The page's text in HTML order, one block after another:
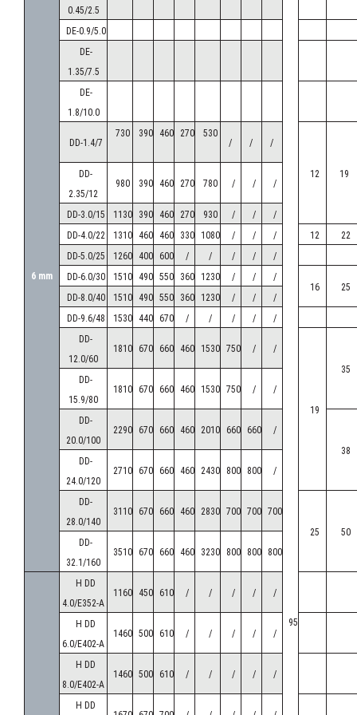
ҮЛГІСІ
KARYER /
KARYER
MODEL
БАТАРЕЯ ДЕРЕКТЕРІ /ДАННЫЕ БАТАРЕИ /
COIL
КӨЛЕМДІК ӨЛШЕМДЕРІ /
ГАБАРИТНЫЕ РАЗМЕРЫ /
DIMENSIONS
С
А
Л
М
А
Қ
/
A B C E E1
mm
HEA-
150AC10-
C03
1157 590 685 885 - 395
HEA-
150AE10-
C03
1157 640 685 885 - - 445
HEA-
150AG10-
C03
HEA-
250AC10-
C03
2007 590 685 1735 868 - 395
HEA-
250AE10-
C03
HEA-
250AG10-
C03
2007 740 685 1735 868 545
HEA-
350AE10-
C03
EA-
6 mm
0.45/2.5
95
DE-0.9/5.0
DE-
1.35/7.5
DE-
1.8/10.0
DD-1.4/7
730 390 460 270
530
/
/ /
12 19
DD-
2.35/12
980 390 460 270 780 / / /
DD-3.0/15 1130 390 460 270 930 / /
/
DD-4.0/22
1310 460 460 330 1080 / / / 12
22
DD-5.0/25
1260 400 600 / / / /
/
DD-6.0/30
1510 490 550 360 1230 / /
/
16
25
DD-8.0/40
1510 490 550 360 1230 / /
/
DD-9.6/48
1530 440 670 / / / /
/
DD-
12.0/60
1810 670 660 460 1530 750 / /
19
35
DD-
15.9/80
1810 670 660 460 1530 750 / /
DD-
20.0/100
2290 670 660 460 2010 660 660
/
38
DD-
24.0/120
2710 670 660 460 2430 800 800 /
DD-
28.0/140
3110 670 660 460 2830 700 700 700
25
50
DD-
32.1/160
3510 670 660 460 3230 800 800 800
H DD
4.0/E352-A
1160 450 610 / / / / /
H DD
6.0/E402-A
1460 500 610 / / / / /
H DD
8.0/E402-A
1460 500 610 / / / / /
H DD